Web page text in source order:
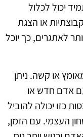
יכול לכלול
או הצגת
לאתגרים, כך יוכל
או קשה. ניתן
אדם חדש או
כזו יכולה להוביל
העצמי. עם הזמן,